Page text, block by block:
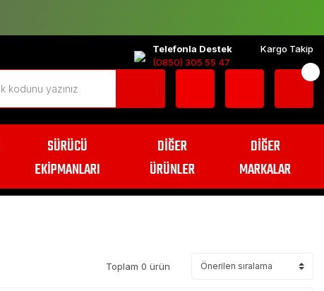
Telefonla Destek
(0850) 305 55 47
Kargo Takip
SÜRÜCÜ
EKİPMANLARI
DİĞER
ÜRÜNLER
DİĞER
MARKALAR
Toplam 0 ürün